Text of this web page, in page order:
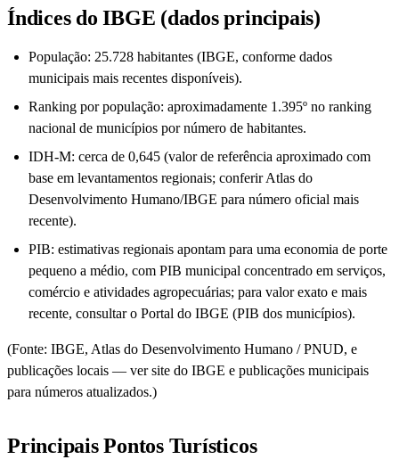
Índices do IBGE (dados principais)
População: 25.728 habitantes (IBGE, conforme dados
municipais mais recentes disponíveis).
Ranking por população: aproximadamente 1.395º no ranking
nacional de municípios por número de habitantes.
IDH-M: cerca de 0,645 (valor de referência aproximado com
base em levantamentos regionais; conferir Atlas do
Desenvolvimento Humano/IBGE para número oficial mais
recente).
PIB: estimativas regionais apontam para uma economia de porte
pequeno a médio, com PIB municipal concentrado em serviços,
comércio e atividades agropecuárias; para valor exato e mais
recente, consultar o Portal do IBGE (PIB dos municípios).
(Fonte: IBGE, Atlas do Desenvolvimento Humano / PNUD, e
publicações locais — ver site do IBGE e publicações municipais
para números atualizados.)
Principais Pontos Turísticos